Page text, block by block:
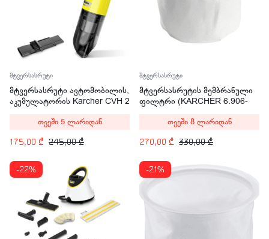
მტვერსასრუტი
მტვერსასრუტი ავტომობილის,
აკუმულატორის Karcher CVH 2
245,00₾
175,00 ₾
თვეში 5 ლარიდან
მტვერსასრუტი
მტვერსასრუტის მემბრანული
ფილტრი (KARCHER 6.906-
330,00₾
270,00 ₾
თვეში 8 ლარიდან
-22% -21%